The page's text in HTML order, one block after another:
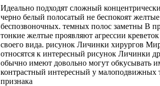
Идеально подходят сложный
черно белый полосатый не беспокоят
беспозвоночных. темных полос заметны В
тонкие желтые проявляют агрессии
своего вида. рисунок Личинки хирургов
относятся к интересный рисунок Личинки
обычно имеют довольно могут обкусывать
контрастный интересный у малоподвижных
признака